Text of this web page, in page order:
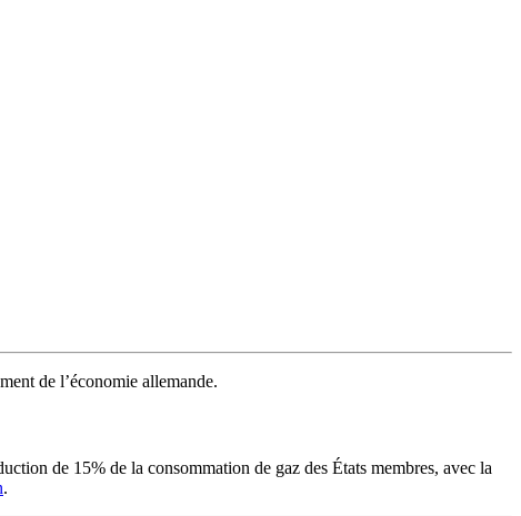
de l’économie allemande.
de 15% de la consommation de gaz des États membres, avec la
.